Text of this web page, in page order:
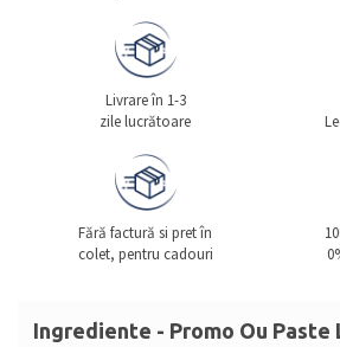
Livrare în 1-3
zile lucrătoare
Fără factură si pret în
colet, pentru cadouri
Ingrediente - Promo Ou Paste